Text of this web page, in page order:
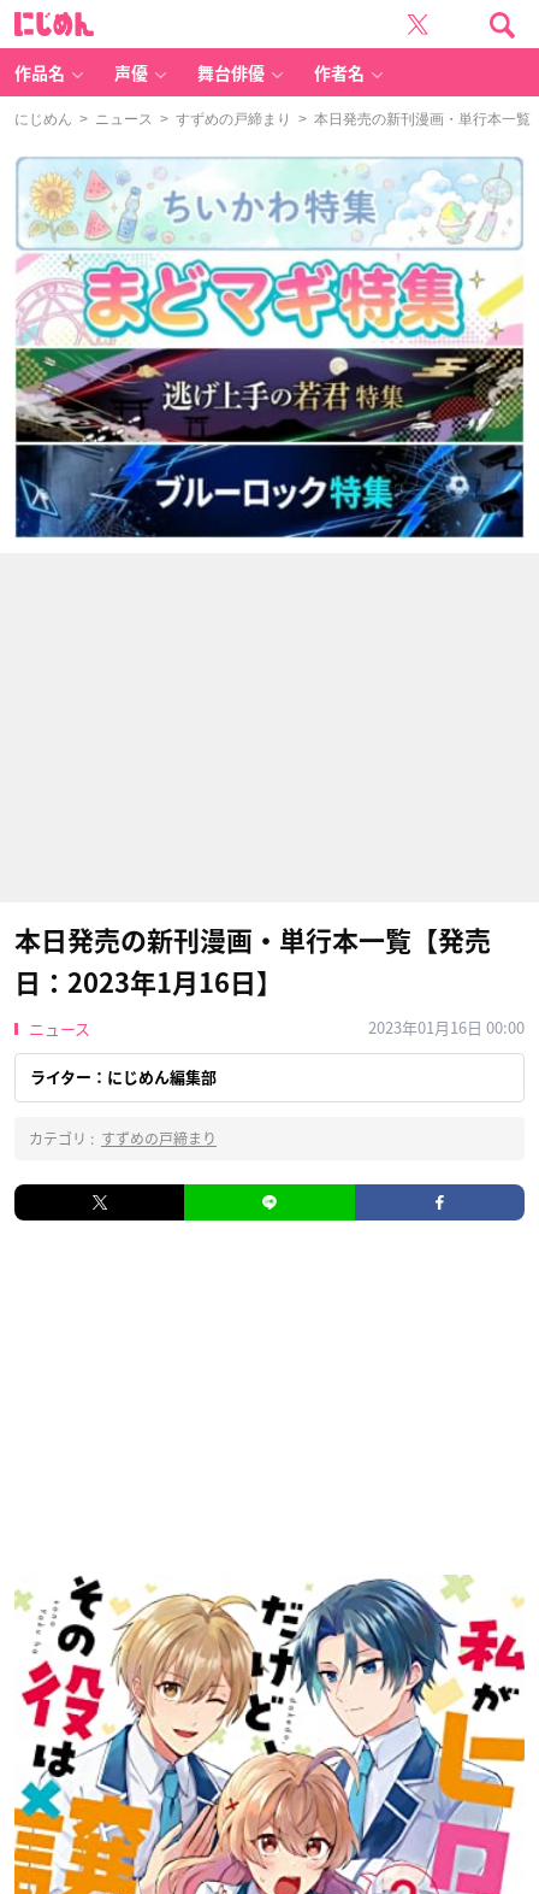
作品名 声優 舞台俳優 作者名
にじめん > ニュース > すずめの戸締まり > 本日発売の新刊漫画・単行本一覧
本日発売の新刊漫画・単行本一覧【発売
日：2023年1月16日】
ニュース 2023年01月16日 00:00
ライター：にじめん編集部
カテゴリ : すずめの戸締まり